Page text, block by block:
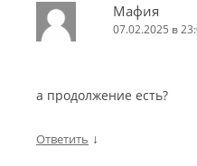
Мафия
07.02.2025 в
а продолжение есть?
Ответить ↓